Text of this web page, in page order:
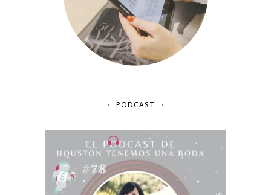
PODCAST